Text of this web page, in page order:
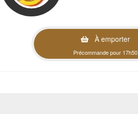
À emporter
Précommande pour 17h50